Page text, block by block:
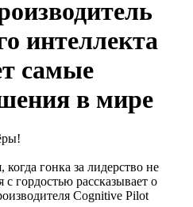
интеллекта
самые
в мире
гонка за лидерство не
гордостью рассказывает о
Cognitive Pilot